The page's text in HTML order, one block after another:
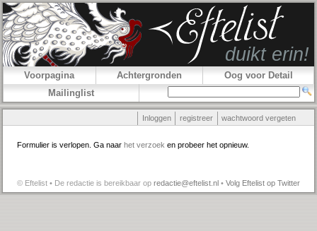
Voorpagina Achtergronden
Oog voor Detail
Mailinglist
Inloggen registreer wachtwoord vergeten
Formulier is verlopen. Ga naar het verzoek en probeer het opnieuw.
© Eftelist • De redactie is bereikbaar op redactie@eftelist.nl • Volg Eftelist op Twitter